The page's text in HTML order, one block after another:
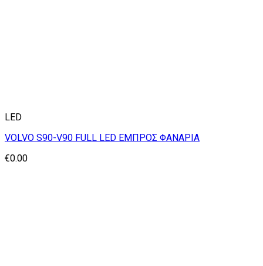
LED
VOLVO S90-V90 FULL LED ΕΜΠΡΟΣ ΦΑΝΑΡΙΑ
€0.00